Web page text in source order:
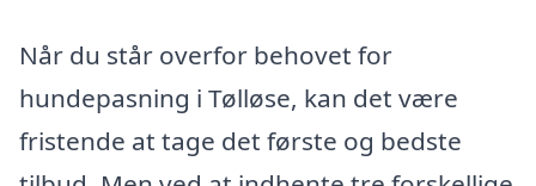
Når du står overfor behovet for
hundepasning i Tølløse, kan det være
fristende at tage det første og bedste